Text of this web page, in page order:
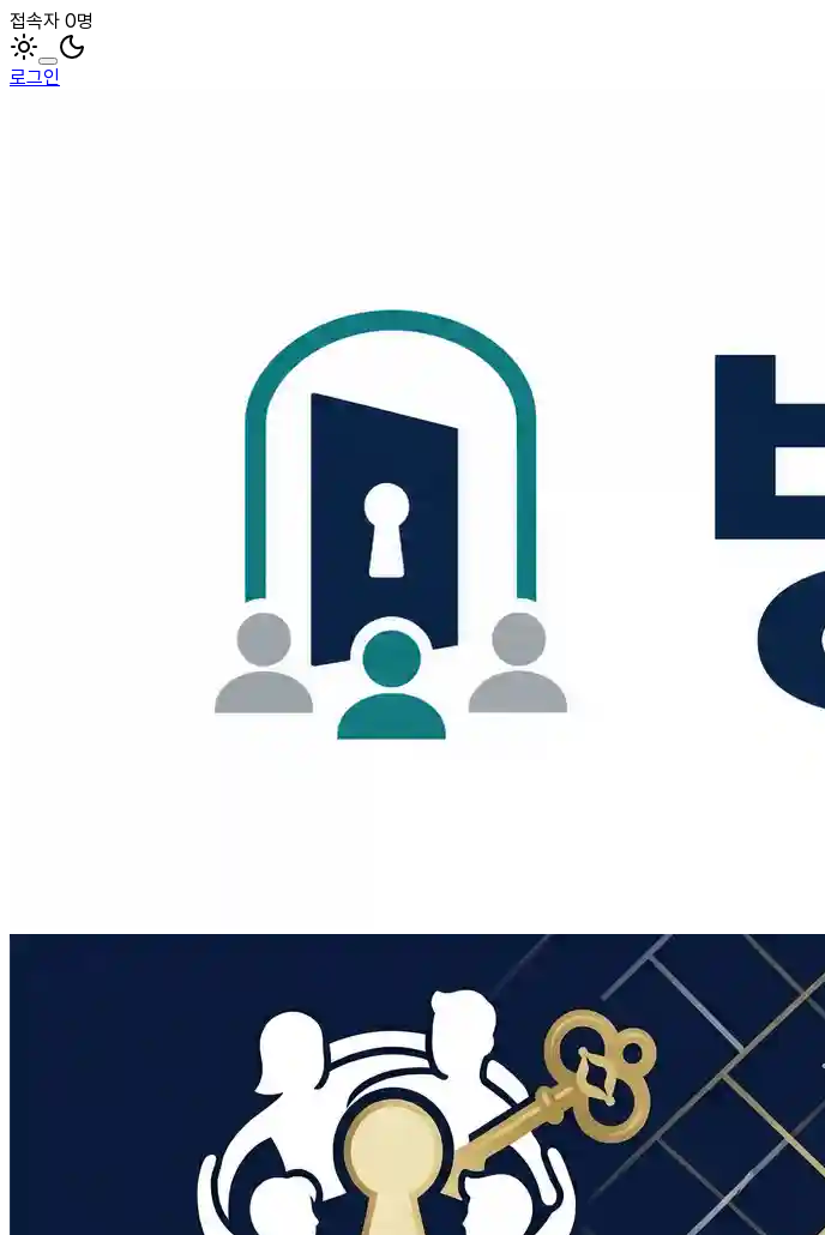
접속자 0명
로그인